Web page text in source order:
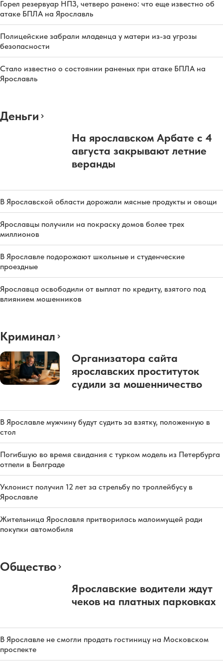
Горел резервуар НПЗ, четверо ранено: что еще известно об
атаке БПЛА на Ярославль
Полицейские забрали младенца у матери из-за угрозы
безопасности
Стало известно о состоянии раненых при атаке БПЛА на
Ярославль
Деньги
На ярославском Арбате с 4
августа закрывают летние
веранды
В Ярославской области дорожали мясные продукты и овощи
Ярославцы получили на покраску домов более трех
миллионов
В Ярославле подорожают школьные и студенческие
проездные
Ярославца освободили от выплат по кредиту, взятого под
влиянием мошенников
Криминал
Организатора сайта
ярославских проституток
судили за мошенничество
В Ярославле мужчину будут судить за взятку, положенную в
стол
Погибшую во время свидания с турком модель из Петербурга
отпели в Белграде
Уклонист получил 12 лет за стрельбу по троллейбусу в
Ярославле
Жительница Ярославля притворилась малоимущей ради
покупки автомобиля
Общество
Ярославские водители ждут
чеков на платных парковках
В Ярославле не смогли продать гостиницу на Московском
проспекте